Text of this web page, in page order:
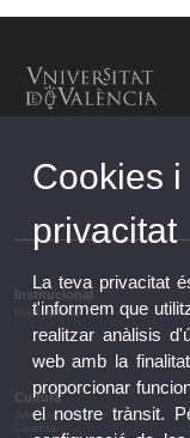
Institucional
Institucional
Cultura
Arts escèniques
Cookies
privacitat
La teva privacitat
t'informem que
realitzar anàlisis
web amb la
proporcionar
el nostre trànsit.